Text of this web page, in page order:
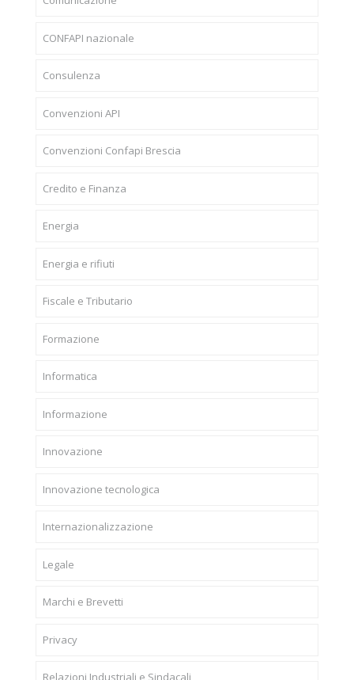
CONFAPI nazionale
Consulenza
Convenzioni API
Convenzioni Confapi Brescia
Credito e Finanza
Energia
Energia e rifiuti
Fiscale e Tributario
Formazione
Informatica
Informazione
Innovazione
Innovazione tecnologica
Internazionalizzazione
Legale
Marchi e Brevetti
Privacy